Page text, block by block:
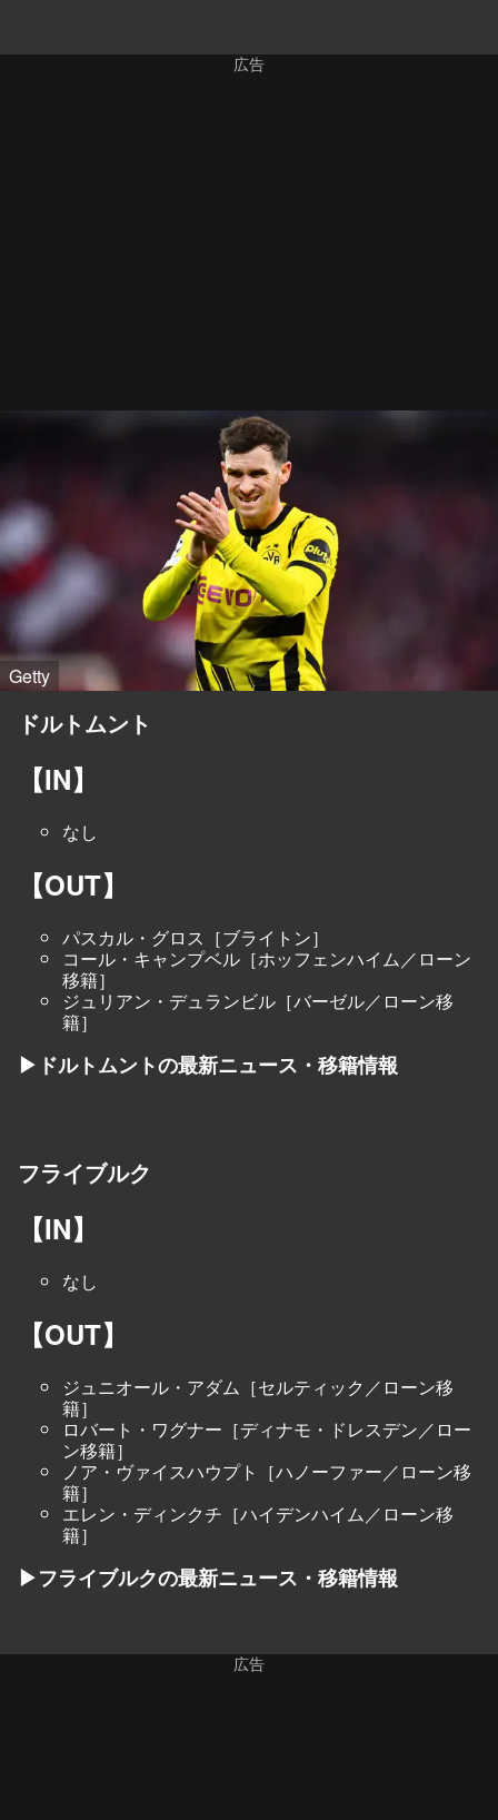
Getty
ドルトムント
【IN】
なし
【OUT】
パスカル・グロス［ブライトン］
コール・キャンプベル［ホッフェンハイム／ローン
移籍］
ジュリアン・デュランビル［バーゼル／ローン移
籍］
▶ドルトムントの最新ニュース・移籍情報
フライブルク
【IN】
なし
【OUT】
ジュニオール・アダム［セルティック／ローン移
籍］
ロバート・ワグナー［ディナモ・ドレスデン／ロー
ン移籍］
ノア・ヴァイスハウプト［ハノーファー／ローン移
籍］
エレン・ディンクチ［ハイデンハイム／ローン移
籍］
▶フライブルクの最新ニュース・移籍情報